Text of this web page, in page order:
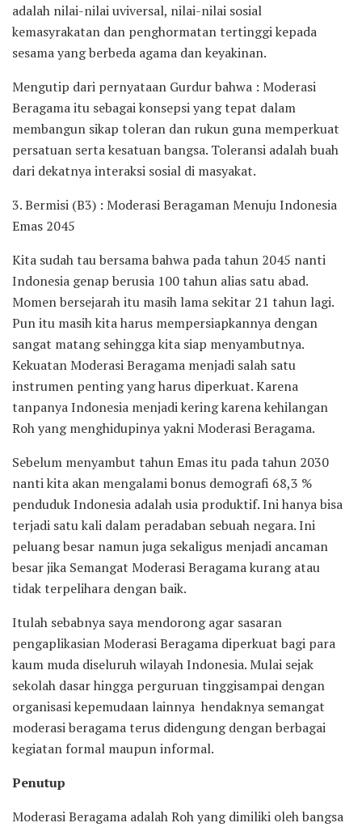
adalah nilai-nilai uviversal, nilai-nilai sosial
kemasyrakatan dan penghormatan tertinggi kepada
sesama yang berbeda agama dan keyakinan.
Mengutip dari pernyataan Gurdur bahwa : Moderasi
Beragama itu sebagai konsepsi yang tepat dalam
membangun sikap toleran dan rukun guna memperkuat
persatuan serta kesatuan bangsa. Toleransi adalah buah
dari dekatnya interaksi sosial di masyakat.
3. Bermisi (B3) : Moderasi Beragaman Menuju Indonesia
Emas 2045
Kita sudah tau bersama bahwa pada tahun 2045 nanti
Indonesia genap berusia 100 tahun alias satu abad.
Momen bersejarah itu masih lama sekitar 21 tahun lagi.
Pun itu masih kita harus mempersiapkannya dengan
sangat matang sehingga kita siap menyambutnya.
Kekuatan Moderasi Beragama menjadi salah satu
instrumen penting yang harus diperkuat. Karena
tanpanya Indonesia menjadi kering karena kehilangan
Roh yang menghidupinya yakni Moderasi Beragama.
Sebelum menyambut tahun Emas itu pada tahun 2030
nanti kita akan mengalami bonus demografi 68,3 %
penduduk Indonesia adalah usia produktif. Ini hanya bisa
terjadi satu kali dalam peradaban sebuah negara. Ini
peluang besar namun juga sekaligus menjadi ancaman
besar jika Semangat Moderasi Beragama kurang atau
tidak terpelihara dengan baik.
Itulah sebabnya saya mendorong agar sasaran
pengaplikasian Moderasi Beragama diperkuat bagi para
kaum muda diseluruh wilayah Indonesia. Mulai sejak
sekolah dasar hingga perguruan tinggisampai dengan
organisasi kepemudaan lainnya hendaknya semangat
moderasi beragama terus didengung dengan berbagai
kegiatan formal maupun informal.
Penutup
Moderasi Beragama adalah Roh yang dimiliki oleh bangsa